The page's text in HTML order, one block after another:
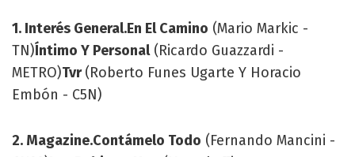
1. Interés General.En El Camino (Mario Markic -
TN)Íntimo Y Personal(Ricardo Guazzardi -
METRO)Tvr(Roberto Funes Ugarte Y Horacio
Embón - C5N)
2. Magazine.Contámelo Todo (Fernando Mancini -